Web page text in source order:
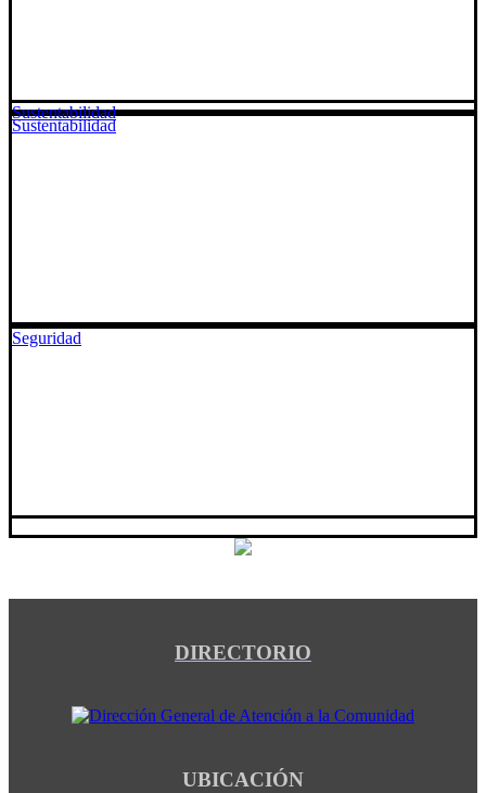
Sustentabilidad
Seguridad
Sustentabilidad
DIRECTORIO
UBICACIÓN